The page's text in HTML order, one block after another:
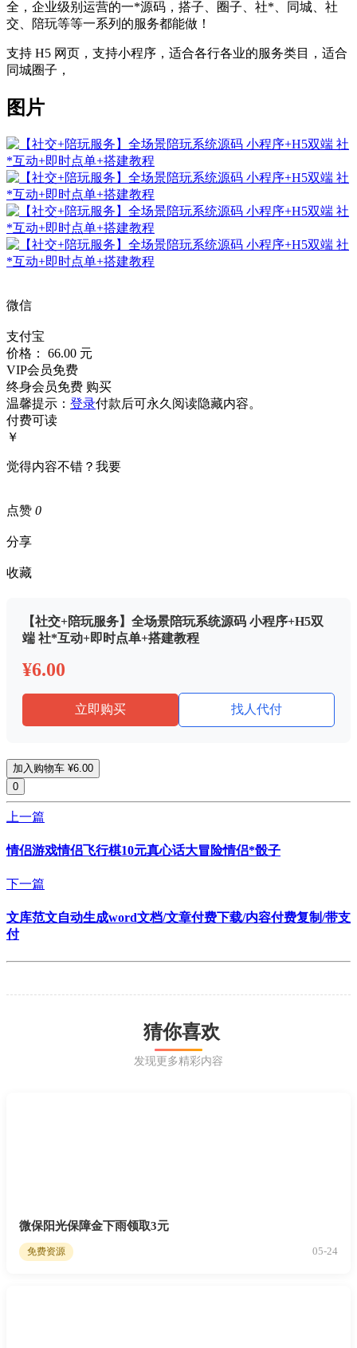
全，企业级别运营的一*源码，搭子、圈子、社*、同城、社
交、陪玩等等一系列的服务都能做！
支持 H5 网页，支持小程序，适合各行各业的服务类目，适合
同城圈子，
图片
微信
支付宝
价格： 66.00 元
VIP会员免费
终身会员免费 购买
温馨提示： 登录付款后可永久阅读隐藏内容。
付费可读
￥
觉得内容不错？我要
点赞 0
分享
收藏
【社交+陪玩服务】全场景陪玩系统源码 小程序+H5双
端 社*互动+即时点单+搭建教程
¥6.00
立即购买 找人代付
加入购物车 ¥6.00
0
上一篇
情侣游戏情侣飞行棋10元真心话大冒险情侣*骰子
下一篇
文库范文自动生成word文档/文章付费下载/内容付费复制/带支
付
猜你喜欢
发现更多精彩内容
微保阳光保障金下雨领取3元
免费资源 05-24